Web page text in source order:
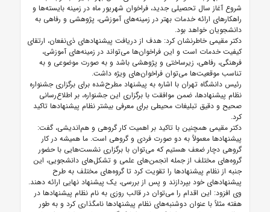
شروع آغاز سال تحصیلی جدید، فراخوان شهریور ماه در زمینه بایسته‌ها و
راهکارهای ارائه خدمات بهتر در زمینه‌های آموزشی، پژوهشی و رفاهی به
دانشجویان خواهد بود.
دکتر مقیمی خاطرنشان کرد: هدف از دریافت پیشنهادهای ذی‌نفعان، ارتقای
کیفیت خدمات است و این فراخوان‌ها می‌تواند در زمینه‌های آموزشی،
فرهنگی، رفاهی، زیرساختی و پژوهشی باشد و به صورت موضوعی و به
تناسب موقعیت‌ها می‌توان فراخوان‌های ویژه داشت.
رئیس دانشگاه تهران با اشاره به پیشنهاد مطرح‌شده برای برگزاری جشنواره
نظام پیشنهادها، ضمن موافقت با برگزاری این جشنواره، بر اطلاع‌رسانی
صحیح و دقیق تبلیغات محیطی برای معرفی بیشتر نظام پیشنهادها تاکید
کرد.
دکتر مقیمی همچنین با تاکید بر اهمیت کار گروهی و هم‌اندیشی، گفت:
پیشنهادها معمولاً به دو صورت فردی و گروهی است. ما همیشه در کار
گروهی دچار ضعف هستیم که می‌توان با برگزاری نشست‌هایی با حضور
گروه‌های مختلف از جمله انجمن‌های علمی و تشکل‌های دانشجویی، این
جنبه از نظام پیشنهادها را تقویت کرد تا گروه‌های مختلف به طرح
پیشنهادهای خود بپردازند و پس از بررسی، یک پیشنهاد نهایی ارائه دهند.
وی افزود: این اقدام را می‌توان در قالب روزی به نام نظام پیشنهادها در
هفته مثلاً با عنوان دوشنبه‌های نظام پیشنهادها نامگذاری کرد و به طور